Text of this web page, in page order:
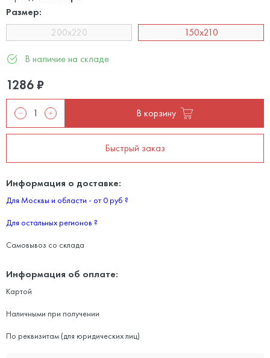
Размер:
200х220
150x210
В наличие на складе
1286₽
В корзину
Быстрый заказ
Информация о доставке:
Для Москвы и области - от 0 руб ?
Для остальных регионов ?
Самовывоз со склада
Информация об оплате:
Картой
Наличными при получении
По реквизитам (для юридических лиц)